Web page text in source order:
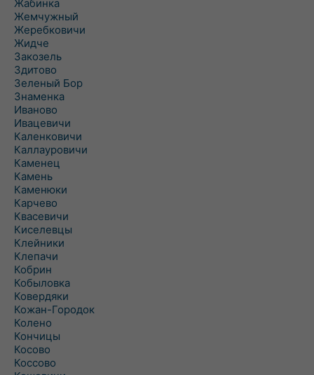
Жабинка
Жемчужный
Жеребковичи
Жидче
Закозель
Здитово
Зеленый Бор
Знаменка
Иваново
Ивацевичи
Каленковичи
Каллауровичи
Каменец
Камень
Каменюки
Карчево
Квасевичи
Киселевцы
Клейники
Клепачи
Кобрин
Кобыловка
Ковердяки
Кожан-Городок
Колено
Кончицы
Косово
Коссово